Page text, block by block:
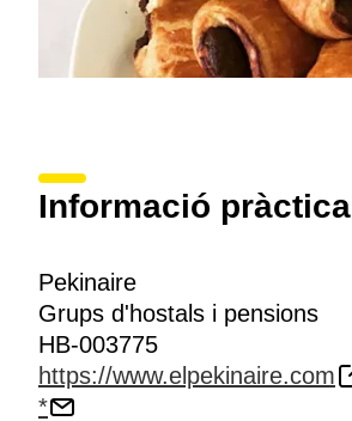
Informació pràctica
Pekinaire
Grups d'hostals i pensions
HB-003775
https://www.elpekinaire.com
*